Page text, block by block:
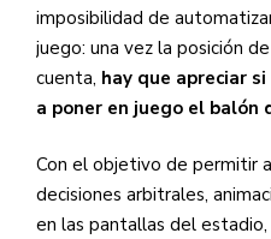
imposibilidad de
juego: una vez la posición
cuenta, hay que apreciar
a poner en juego el balón
Con el objetivo de permitir
decisiones arbitrales,
en las pantallas del estadio,